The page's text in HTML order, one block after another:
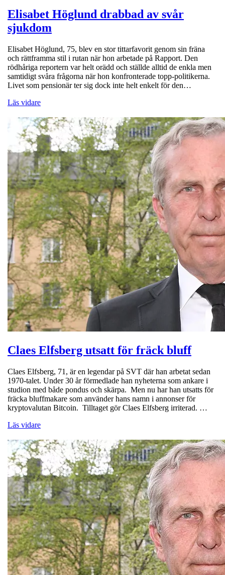
Elisabet Höglund drabbad av svår
sjukdom
Elisabet Höglund, 75, blev en stor tittarfavorit genom sin fräna
och rättframma stil i rutan när hon arbetade på Rapport. Den
rödhåriga reportern var helt orädd och ställde alltid de enkla men
samtidigt svåra frågorna när hon konfronterade topp-politikerna.
Livet som pensionär ter sig dock inte helt enkelt för den…
Läs vidare
Claes Elfsberg utsatt för fräck bluff
Claes Elfsberg, 71, är en legendar på SVT där han arbetat sedan
1970-talet. Under 30 år förmedlade han nyheterna som ankare i
studion med både pondus och skärpa. Men nu har han utsatts för
fräcka bluffmakare som använder hans namn i annonser för
kryptovalutan Bitcoin. Tilltaget gör Claes Elfsberg irriterad. …
Läs vidare